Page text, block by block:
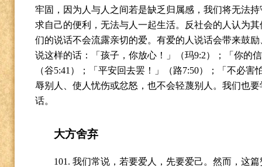
牢固，因为人与人之间若是缺乏归属感，我们将无法
求自己的便利，无法与人一起生活。反社会的人认为
们的说话不会流露亲切的爱。有爱的人说话会带来鼓
说这样的话：「孩子，你放心！」（玛9:2）；「你的
（谷5:41 ）；「平安回去罢！」（路7:50）；「不必害
辱别人、使人忧伤或忿怒，也不会轻蔑别人。我们也
话。
大方舍弃
101.我们常说，若要爱人，先要爱己。然而，这